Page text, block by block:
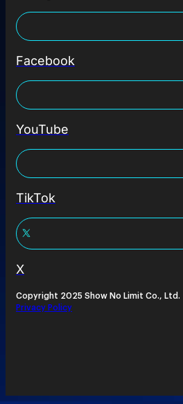
Facebook
YouTube
TikTok
X
Copyright 2025 Show No Limit Co., Ltd.
Privacy Policy